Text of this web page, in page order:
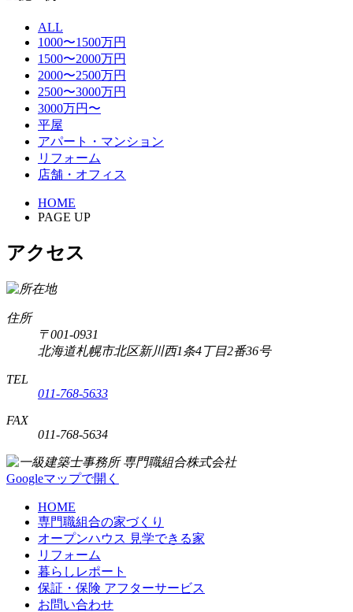
ALL
1000〜1500万円
1500〜2000万円
2000〜2500万円
2500〜3000万円
3000万円〜
平屋
アパート・マンション
リフォーム
店舗・オフィス
HOME
PAGE UP
アクセス
住所
〒001-0931
北海道札幌市北区新川西1条4丁目2番36号
TEL
011-768-5633
FAX
011-768-5634
Googleマップで開く
HOME
専門職組合の家づくり
オープンハウス 見学できる家
リフォーム
暮らしレポート
保証・保険 アフターサービス
お問い合わせ